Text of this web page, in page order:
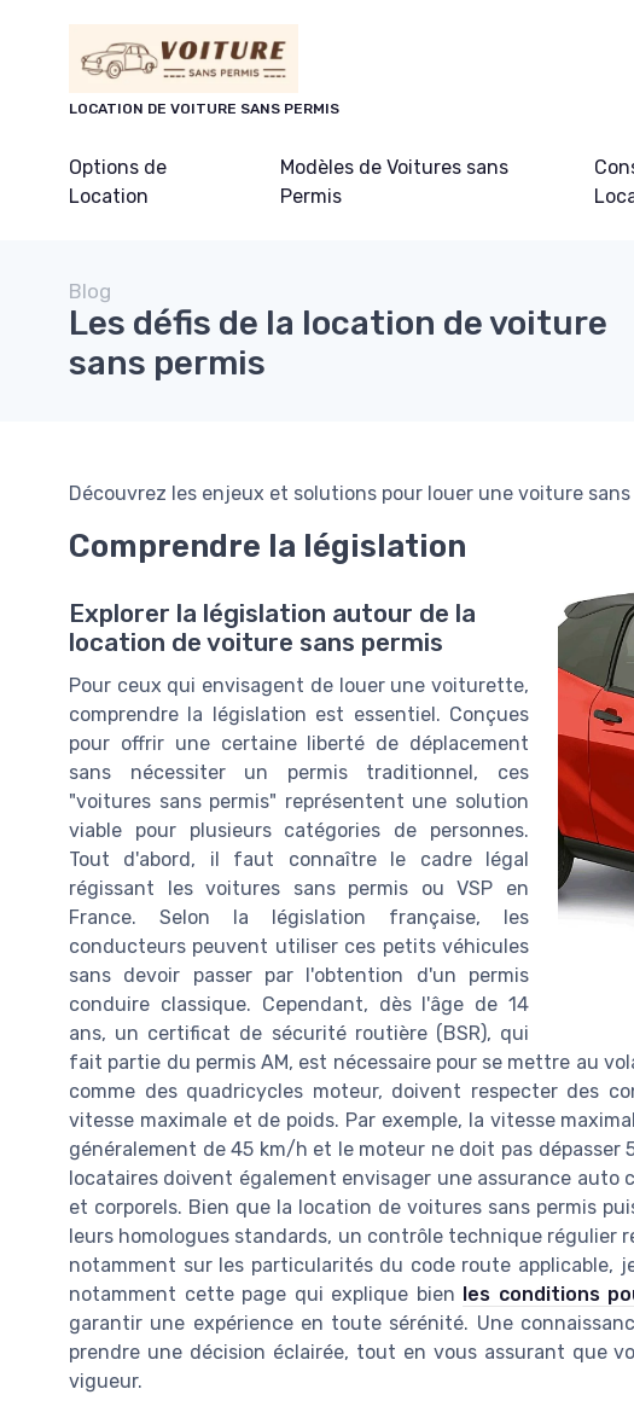
LOCATION DE VOITURE SANS PERMIS
Options de
Location
Modèles de Voitures sans
Permis
Blog
Les défis de la location de voiture
sans permis
Découvrez les enjeux et solutions pour louer une voiture
Comprendre la législation
Explorer la législation autour de la
location de voiture sans permis
Pour ceux qui envisagent de louer une voiturette,
comprendre la législation est essentiel. Conçues
pour offrir une certaine liberté de déplacement
sans nécessiter un permis traditionnel, ces
"voitures sans permis" représentent une solution
viable pour plusieurs catégories de personnes.
Tout d'abord, il faut connaître le cadre légal
régissant les voitures sans permis ou VSP en
France. Selon la législation française, les
conducteurs peuvent utiliser ces petits véhicules
sans devoir passer par l'obtention d'un permis
conduire classique. Cependant, dès l'âge de 14
ans, un certificat de sécurité routière (BSR), qui
fait partie du permis AM, est nécessaire pour se mettre au
comme des quadricycles moteur, doivent respecter des
vitesse maximale et de poids. Par exemple, la vitesse
généralement de 45 km/h et le moteur ne doit pas dépasser
locataires doivent également envisager une assurance auto
et corporels. Bien que la location de voitures sans permis
leurs homologues standards, un contrôle technique régulier
notamment sur les particularités du code route applicable,
notamment cette page qui explique bien les conditions
garantir une expérience en toute sérénité. Une
prendre une décision éclairée, tout en vous assurant que
vigueur.